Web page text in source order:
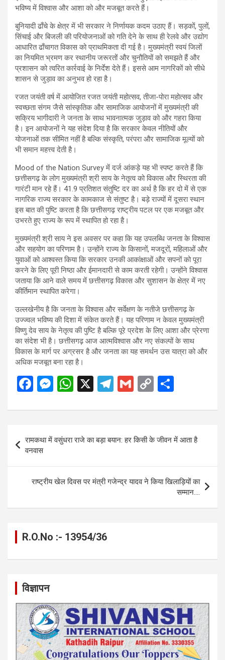
भविष्य में विश्वास और आशा को और मजबूत करते हैं।
बुनियादी ढाँचे के क्षेत्र में भी सरकार ने निर्णायक कदम उठाए हैं। सड़कों, पुलों,
सिंचाई और बिजली की परियोजनाओं को गति देने के साथ ही रेलवे और उद्योग
आधारित ढाँचागत विकास को प्राथमिकता दी गई है। मुख्यमंत्री स्वयं जिलों
का नियमित भ्रमण कर स्थानीय जरूरतों और चुनौतियों को समझते हैं और
प्रशासन को त्वरित कार्रवाई के निर्देश देते हैं। इससे आम नागरिकों को सीधे
शासन से जुड़ाव का अनुभव हो रहा है।
रजत जयंती वर्ष में आयोजित रजत जयंती महोत्सव, तीजा-पोरा महोत्सव और
स्वच्छता संगम जैसे सांस्कृतिक और सामाजिक आयोजनों में मुख्यमंत्री की
सक्रिय भागीदारी ने जनता के साथ भावनात्मक जुड़ाव को और गहरा किया
है। इन आयोजनों ने यह संदेश दिया है कि सरकार केवल नीतियों और
योजनाओं तक सीमित नहीं है बल्कि संस्कृति, परंपरा और सामाजिक मूल्यों को
भी समान महत्त्व देती है।
Mood of the Nation Survey में दर्ज आंकड़े यह भी स्पष्ट करते हैं कि
छत्तीसगढ़ के लोग मुख्यमंत्री श्री साय के नेतृत्व को विकास और स्थिरता की
गारंटी मान रहे हैं। 41.9 प्रतिशत संतुष्टि दर का अर्थ है कि हर दो में से एक
नागरिक राज्य सरकार के कामकाज से संतुष्ट है। बड़े राज्यों में दूसरा स्थान
इस बात की पुष्टि करता है कि छत्तीसगढ़ राष्ट्रीय पटल पर एक मजबूत और
उभरते हुए राज्य के रूप में स्थापित हो रहा है।
मुख्यमंत्री श्री साय ने इस अवसर पर कहा कि यह उपलब्धि जनता के विश्वास
और सहयोग का परिणाम है। उन्होंने राज्य के किसानों, मजदूरों, महिलाओं और
युवाओं को आश्वस्त किया कि सरकार उनकी आकांक्षाओं और सपनों को पूरा
करने के लिए पूरी निष्ठा और ईमानदारी से काम करती रहेगी। उन्होंने विश्वास
जताया कि आने वाले समय में छत्तीसगढ़ विकास और सुशासन के क्षेत्र में नए
कीर्तिमान स्थापित करेगा।
उल्लखेनीय है कि जनता के विश्वास और सर्वेक्षण के नतीजे छत्तीसगढ़ के
उज्ज्वल भविष्य की दिशा में संकेत करते हैं। यह परिणाम न केवल मुख्यमंत्री
विष्णु देव साय के नेतृत्व की पुष्टि है बल्कि पूरे प्रदेश के लिए आशा और प्रेरणा
का संदेश भी है। छत्तीसगढ़ आज आत्मविश्वास और नए संकल्पों के साथ
विकास के मार्ग पर अग्रसर है और जनता का यह समर्थन उस यात्रा को और
अधिक मजबूत बना रहा है।
F
ce
o
o
k
M
se
n
g
er
W
at
A
p
p
X
T
e
a
m
G
ail
C
py
Li
n
k
ar
e
navigation
रामकथा में वसुंधरा राजे का बड़ा बयान: हर किसी के जीवन में आता है
वनवास
राष्ट्रीय खेल दिवस पर मंत्री गजेन्द्र यादव ने किया खिलाड़ियों का
सम्मान….
R.O.No :- 13954/36
विज्ञापन